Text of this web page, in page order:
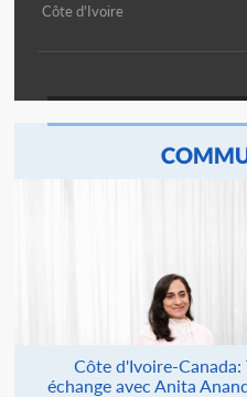
Côte d'Ivoire
Côte d'Ivoire-
échange avec Anita